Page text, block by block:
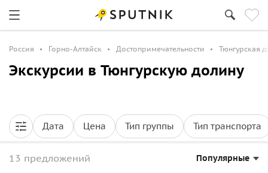
Россия Горно-Алтайск Достопримечательности Тюнгурская
Экскурсии в Тюнгурскую долину
Дата Цена Тип группы Тип транспорта
13 предложений Популярные